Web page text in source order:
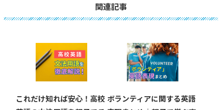
ョ
関連記事
これだけ知れば安心！高校 ボランティアに関する英語